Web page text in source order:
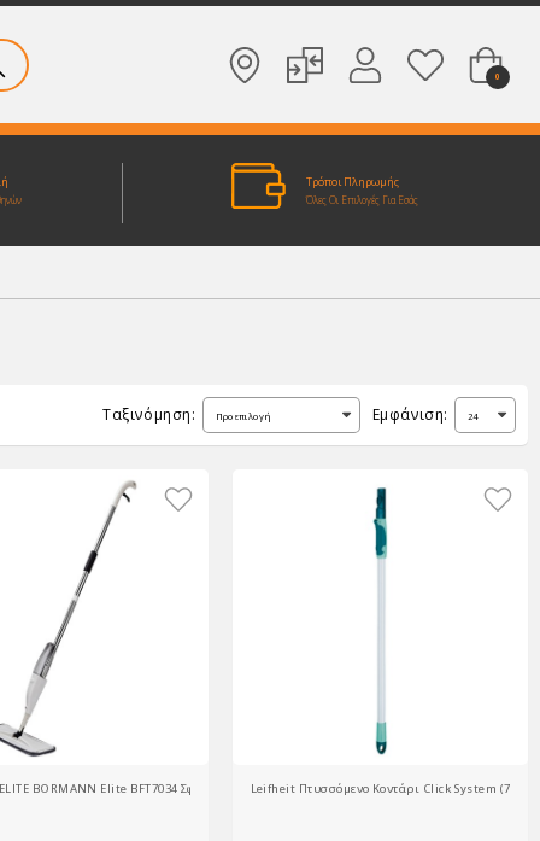
0
Τρόποι Πληρωμής
Όλες Οι Επιλογές Για Εσάς
Ταξινόμηση: Εμφάνιση:
γκρι, 3τμχ
BORMANN Elite BFT7034 Σφουγγαρίστρα με Σπρέι ΨεκασμούLeifheit Πτυσσόμενο Κοντάρι Click System (75-